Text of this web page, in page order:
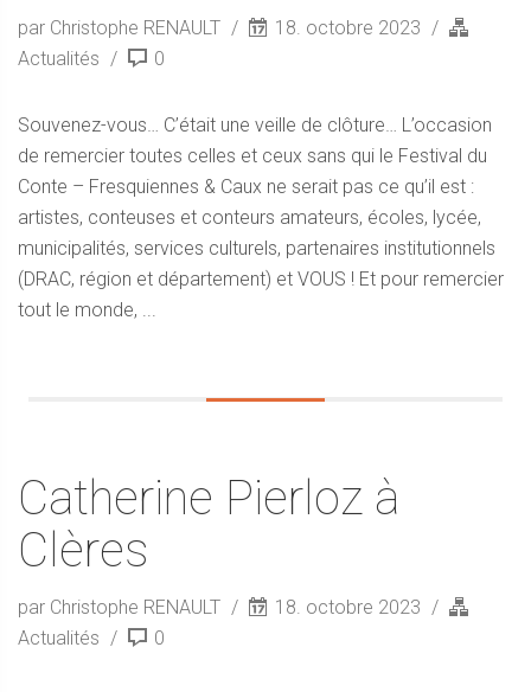
par Christophe RENAULT
18. octobre 2023
Actualités
0
Souvenez-vous… C’était une veille de clôture… L’occasion
de remercier toutes celles et ceux sans qui le Festival du
Conte – Fresquiennes & Caux ne serait pas ce qu’il est :
artistes, conteuses et conteurs amateurs, écoles, lycée,
municipalités, services culturels, partenaires institutionnels
(DRAC, région et département) et VOUS ! Et pour remercier
tout le monde, ...
Catherine Pierloz à
Clères
par Christophe RENAULT
18. octobre 2023
Actualités
0